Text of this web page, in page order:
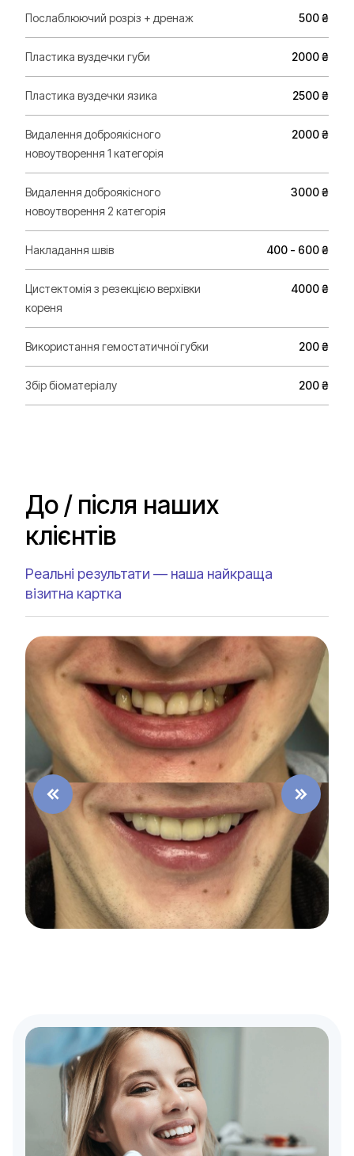
Послаблюючий розріз + дренаж 500 ₴
Пластика вуздечки губи 2000 ₴
Пластика вуздечки язика 2500 ₴
Видалення доброякісного
новоутворення 1 категорія
2000 ₴
Видалення доброякісного
новоутворення 2 категорія
3000 ₴
Накладання швів 400 - 600 ₴
Цистектомія з резекцією верхівки
кореня
4000 ₴
Використання гемостатичної губки 200 ₴
Збір біоматеріалу 200 ₴
До / після наших
клієнтів
Реальні результати — наша найкраща
візитна картка